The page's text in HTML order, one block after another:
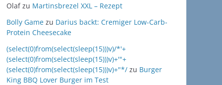
Olafzu Martinsbrezel XXL – Rezept
Bolly Game zu Darius backt: Cremiger Low-Carb-
Protein Cheesecake
(select(0)from(select(sleep(15)))v)/*'+
(select(0)from(select(sleep(15)))v)+'"+
(select(0)from(select(sleep(15)))v)+"*/ zu Burger
King BBQ Lover Burger im Test